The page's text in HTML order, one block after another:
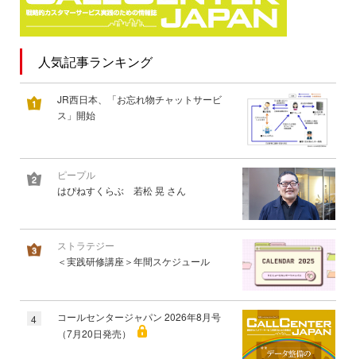
人気記事ランキング
JR西日本、「お忘れ物チャットサービ
ス」開始
ピープル
はぴねすくらぶ 若松 晃 さん
ストラテジー
＜実践研修講座＞年間スケジュール
4
コールセンタージャパン 2026年8月号
（7月20日発売）